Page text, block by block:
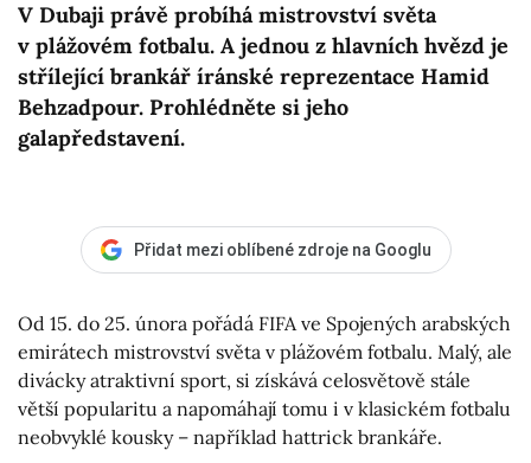
V Dubaji právě probíhá mistrovství světa
v plážovém fotbalu. A jednou z hlavních hvězd je
střílející brankář íránské reprezentace Hamid
Behzadpour. Prohlédněte si jeho
galapředstavení.
Přidat mezi oblíbené zdroje na Googlu
Od 15. do 25. února pořádá FIFA ve Spojených arabských
emirátech mistrovství světa v plážovém fotbalu. Malý, ale
divácky atraktivní sport, si získává celosvětově stále
větší popularitu a napomáhají tomu i v klasickém fotbalu
neobvyklé kousky – například hattrick brankáře.